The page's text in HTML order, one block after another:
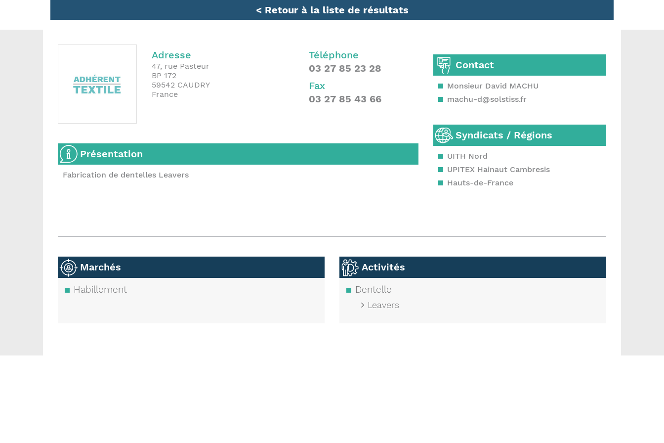
< Retour à la liste de résultats
Adresse
47, rue Pasteur
BP 172
59542 CAUDRY
France
Téléphone
03 27 85 23 28
Fax
03 27 85 43 66
Présentation
Fabrication de dentelles Leavers
Contact
Monsieur David MACHU
machu-d@solstiss.fr
Syndicats / Régions
UITH Nord
UPITEX Hainaut Cambresis
Hauts-de-France
Marchés
Habillement
Activités
Dentelle
Leavers